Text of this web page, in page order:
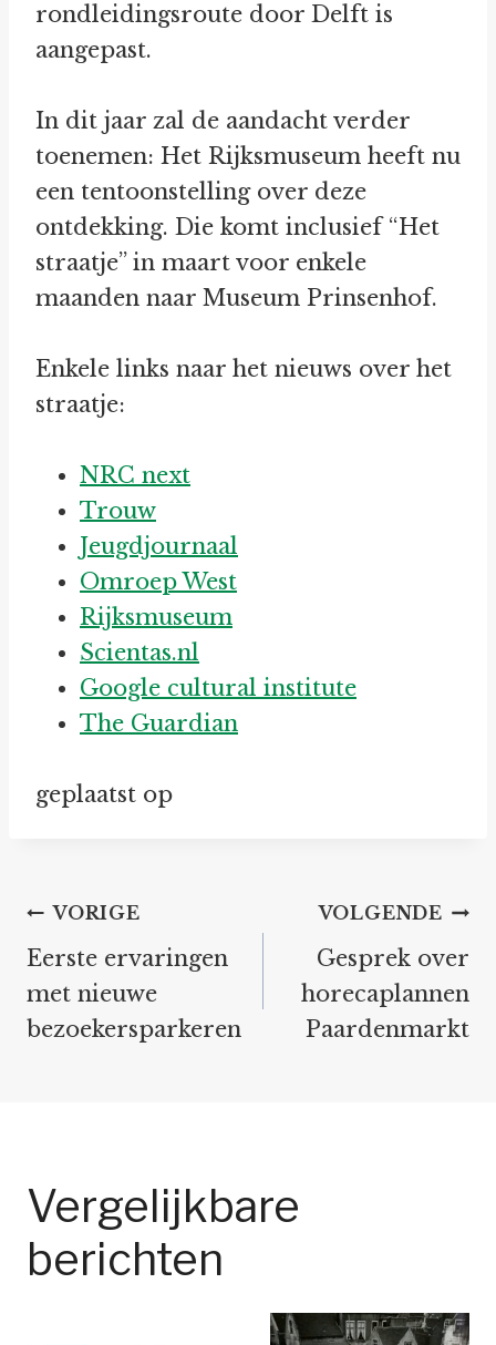
rondleidingsroute door Delft is
aangepast.
In dit jaar zal de aandacht verder
toenemen: Het Rijksmuseum heeft nu
een tentoonstelling over deze
ontdekking. Die komt inclusief “Het
straatje” in maart voor enkele
maanden naar Museum Prinsenhof.
Enkele links naar het nieuws over het
straatje:
NRC next
Trouw
Jeugdjournaal
Omroep West
Rijksmuseum
Scientas.nl
Google cultural institute
The Guardian
geplaatst op
Bericht
navigatie
VORIGE
Eerste ervaringen
met nieuwe
bezoekersparkeren
VOLGENDE
Gesprek over
horecaplannen
Paardenmarkt
Vergelijkbare
berichten